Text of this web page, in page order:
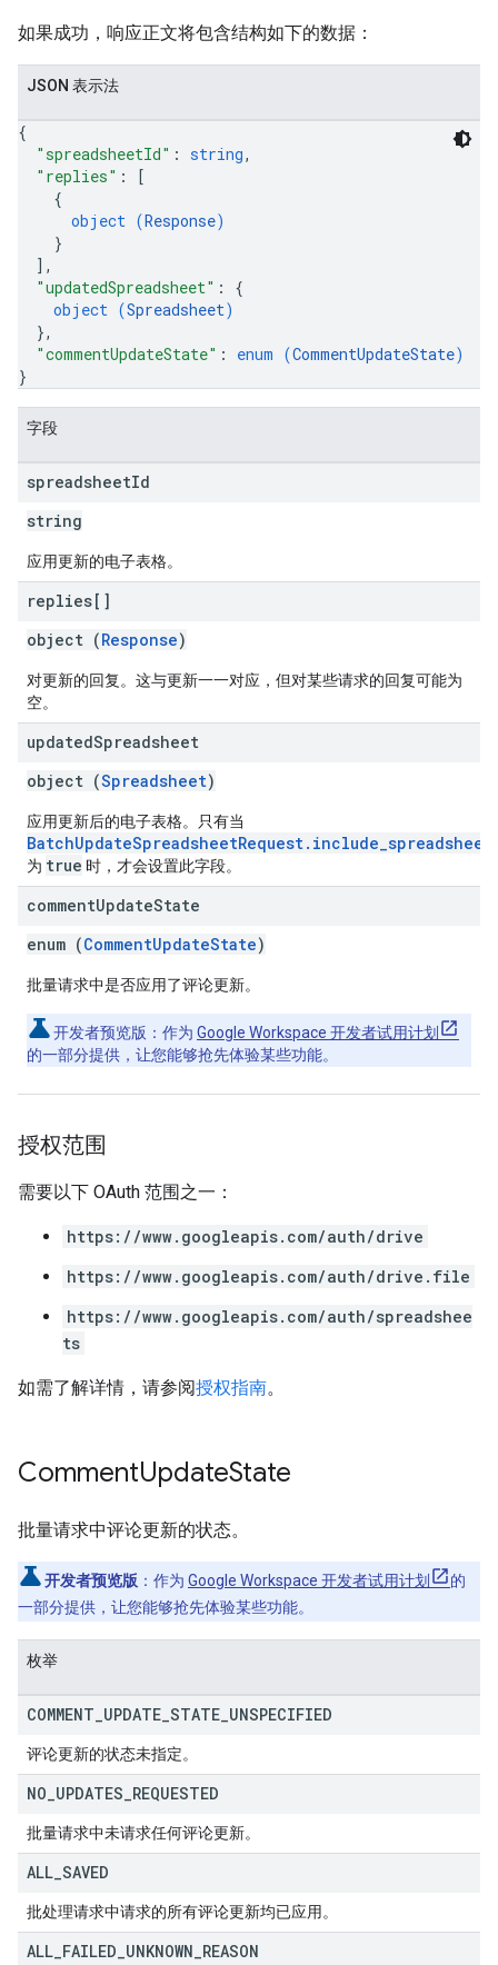
如果成功，响应正文将包含结构如下的数据：
JSON 表示法
{
"spreadsheetId" : string,
"replies" :
[
{
object (Response)
}
] ,
"updatedSpreadsheet" : {
object (Spreadsheet)
},
"commentUpdateState" : enum (CommentUpdateState)
}
字段
spreadsheetId
string
应用更新的电子表格。
replies[]
object (Response)
对更新的回复。这与更新一一对应，但对某些请求的回复可能为
空。
updatedSpreadsheet
object (Spreadsheet)
应用更新后的电子表格。只有当
为 true 时，才会设置此字段。
commentUpdateState
enum (CommentUpdateState)
批量请求中是否应用了评论更新。
开发者预览版 ：作为 Google Workspace 开发者试用计划
的一部分提供，让您能够抢先体验某些功能。
授权范围
需要以下 OAuth 范围之一：
https://www.googleapis.com/auth/drive
https://www.googleapis.com/auth/drive.file
https://www.googleapis.com/auth/spreadshee
ts
如需了解详情，请参阅授权指南。
CommentUpdateState
批量请求中评论更新的状态。
开发者预览版 ：作为 Google Workspace 开发者试用计划
的
一部分提供，让您能够抢先体验某些功能。
枚举
COMMENT UPDATE STATE UNSPECIFIED
评论更新的状态未指定。
NO UPDATES REQUESTED
批量请求中未请求任何评论更新。
ALL SAVED
批处理请求中请求的所有评论更新均已应用。
ALL FAILED UNKNOWN REASON